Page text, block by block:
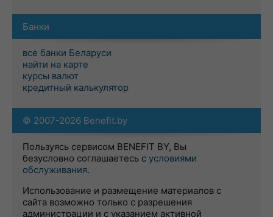
Банки
все банки Беларуси
найти на карте
курсы валют
кредитный калькулятор
© 2007-2026 Benefit.by
Пользуясь сервисом BENEFIT BY, Вы
безусловно соглашаетесь с условиями
обслуживания.
Использование и размещение материалов с
сайта возможно только с разрешения
администрации и с указанием активной